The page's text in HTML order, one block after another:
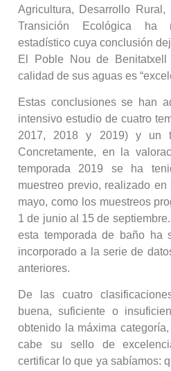
Agricultura, Desarrollo
Transición Ecológica ha
estadístico cuya conclusión
El Poble Nou de
calidad de sus aguas es
Estas conclusiones se han
intensivo estudio de cuatro
2017, 2018 y 2019) y un
Concretamente, en la
temporada 2019 se ha
muestreo previo, realizado
mayo, como los muestreos
1 de junio al 15 de
esta temporada de baño ha
incorporado a la serie de
anteriores.
De las cuatro
buena, suficiente o
obtenido la máxima
cabe su sello de
certificar lo que ya sabíamos: